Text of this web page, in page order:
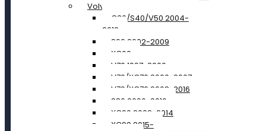
Volvo
C30/S40/V50 2004-
2012
S60 2002-2009
XC60
V70 1997-2000
V70/XC70 2000-2007
V70/XC70 2008-2016
S80 2006-2016
XC90 2002-2014
XC90 2015-